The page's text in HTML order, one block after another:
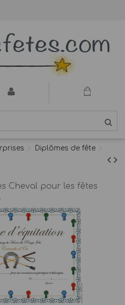
Diplômes de fête
Cheval pour les fêtes